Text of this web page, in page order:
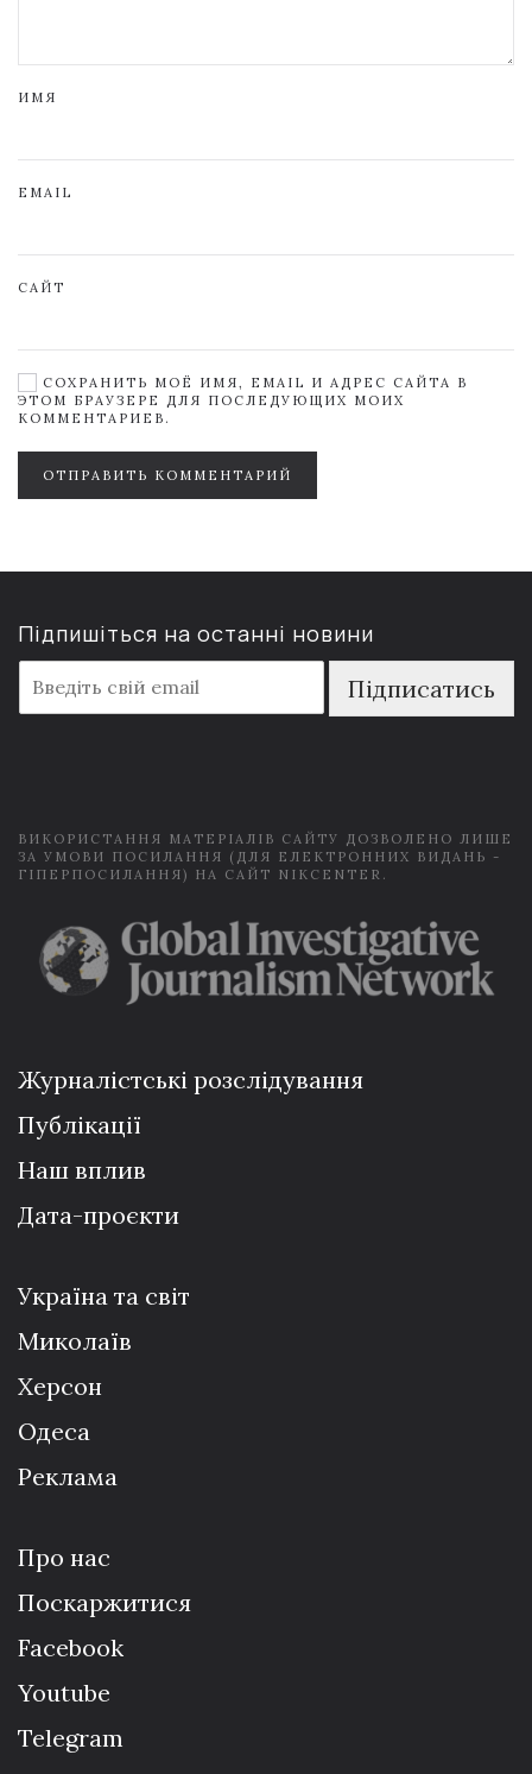
ИМЯ
EMAIL
САЙТ
СОХРАНИТЬ МОЁ ИМЯ, EMAIL И АДРЕС САЙТА В
ЭТОМ БРАУЗЕРЕ ДЛЯ ПОСЛЕДУЮЩИХ МОИХ
КОММЕНТАРИЕВ.
ОТПРАВИТЬ КОММЕНТАРИЙ
Підпишіться на останні новини
m
a
Підписатись
ВИКОРИСТАННЯ МАТЕРІАЛІВ САЙТУ ДОЗВОЛЕНО ЛИШЕ
ЗА УМОВИ ПОСИЛАННЯ (ДЛЯ ЕЛЕКТРОННИХ ВИДАНЬ -
ГІПЕРПОСИЛАННЯ) НА САЙТ NIKCENTER.
Журналістські розслідування
Публікації
Наш вплив
Дата-проєкти
Україна та світ
Миколаїв
Херсон
Одеса
Реклама
Про нас
Поскаржитися
Facebook
Youtube
Telegram